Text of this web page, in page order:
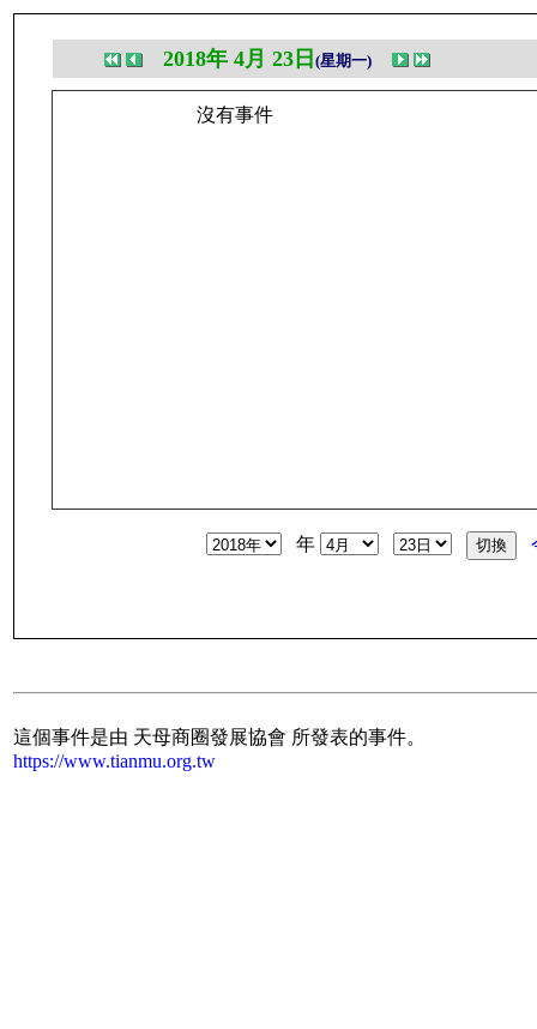
2018年 4月 23日 (星期一)
沒有事件
年
這個事件是由 天母商圈發展協會 所發表的事件。
https://www.tianmu.org.tw